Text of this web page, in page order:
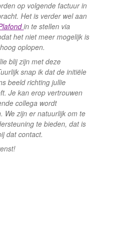
op volgende factuur in
Het is verder wel aan
in te stellen via
het niet meer mogelijk is
oplopen.
blij zijn met deze
snap ik dat de initiële
beeld richting jullie
Je kan erop vertrouwen
collega wordt
We zijn er natuurlijk om te
te bieden, dat is
dat contact.